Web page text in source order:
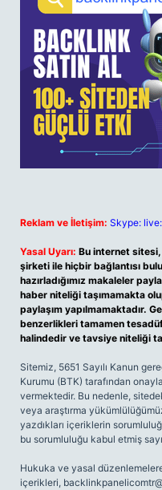
Reklam ve İletişim: Skype:
Yasal Uyarı: Bu internet
şirketi ile hiçbir bağlantısı
hazırladığımız makaleler
haber niteliği taşımamakta
paylaşım yapılmamaktadır.
benzerlikleri tamamen
halindedir ve tavsiye niteliği
Sitemiz, 5651 Sayılı Kanun
Kurumu (BTK) tarafından
vermektedir. Bu nedenle,
veya araştırma
yazdıkları içeriklerin
bu sorumluluğu kabul etmiş
Hukuka ve yasal
içerikleri,